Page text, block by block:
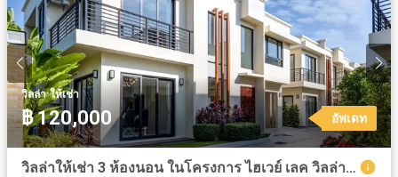
วิลล่า·ให้เช่า
฿ 120,000 อัพเดท
วิลล่าให้เช่า 3 ห้องนอน ในโครงการ ไฮเวย์ เลค วิลล่า บาย โคซี่ เลค